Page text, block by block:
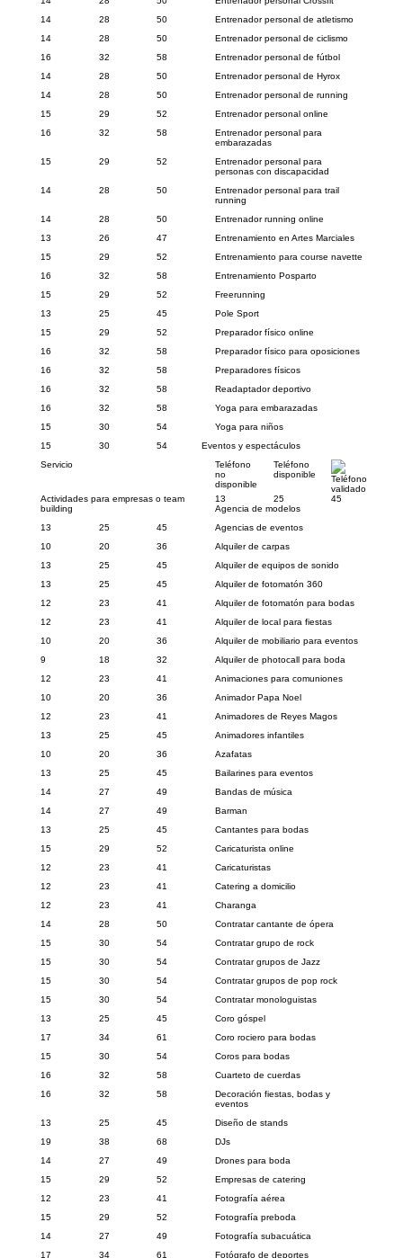
14
28 50
Entrenador personal de atletismo
14
28 50
Entrenador personal de ciclismo
16
32 58
Entrenador personal de fútbol
14
28 50
Entrenador personal de Hyrox
14
28 50
Entrenador personal de running
15
29 52
Entrenador personal online
16
32 58
Entrenador personal para
embarazadas
15
29 52
Entrenador personal para
personas con discapacidad
14
28 50
Entrenador personal para trail
running
14
28 50
Entrenador running online
13
26 47
Entrenamiento en Artes Marciales
15
29 52
Entrenamiento para course navette
16
32 58
Entrenamiento Posparto
15
29 52
Freerunning
13
25 45
Pole Sport
15
29 52
Preparador físico online
16
32 58
Preparador físico para oposiciones
16
32 58
Preparadores físicos
16
32 58
Readaptador deportivo
16
32 58
Yoga para embarazadas
15
30 54
Yoga para niños
15
30 54
Eventos y espectáculos
Servicio
Teléfono
no
disponible
Teléfono
disponible
Teléfono
validado
Actividades para empresas o team
building
13 25
45
Agencia de modelos
13
25 45
Agencias de eventos
10
20 36
Alquiler de carpas
13
25 45
Alquiler de equipos de sonido
13
25 45
Alquiler de fotomatón 360
12
23 41
Alquiler de fotomatón para bodas
12
23 41
Alquiler de local para fiestas
10
20 36
Alquiler de mobiliario para eventos
9
18 32
Alquiler de photocall para boda
12
23 41
Animaciones para comuniones
10
20 36
Animador Papa Noel
12
23 41
Animadores de Reyes Magos
13
25 45
Animadores infantiles
10
20 36
Azafatas
13
25 45
Bailarines para eventos
14
27 49
Bandas de música
14
27 49
Barman
13
25 45
Cantantes para bodas
15
29 52
Caricaturista online
12
23 41
Caricaturistas
12
23 41
Catering a domicilio
12
23 41
Charanga
14
28 50
Contratar cantante de ópera
15
30 54
Contratar grupo de rock
15
30 54
Contratar grupos de Jazz
15
30 54
Contratar grupos de pop rock
15
30 54
Contratar monologuistas
13
25 45
Coro góspel
17
34 61
Coro rociero para bodas
15
30 54
Coros para bodas
16
32 58
Cuarteto de cuerdas
16
32 58
Decoración fiestas, bodas y
eventos
13
25 45
Diseño de stands
19
38 68
DJs
14
27 49
Drones para boda
15
29 52
Empresas de catering
12
23 41
Fotografía aérea
15
29 52
Fotografía preboda
14
27 49
Fotografía subacuática
17
34 61 Fotógrafo de deportes